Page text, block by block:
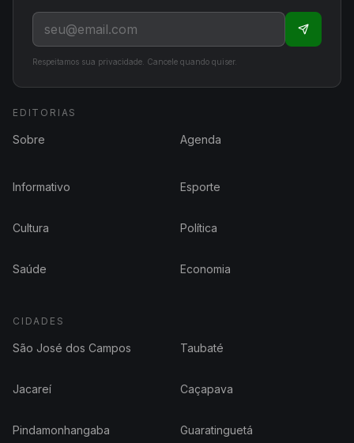
Respeitamos sua privacidade. Cancele quando quiser.
EDITORIAS
Sobre Agenda
Informativo Esporte
Cultura Política
Saúde Economia
CIDADES
São José dos Campos Taubaté
Jacareí Caçapava
Pindamonhangaba Guaratinguetá